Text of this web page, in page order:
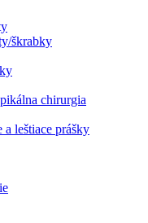
škrabky
chirurgia
leštiace prášky